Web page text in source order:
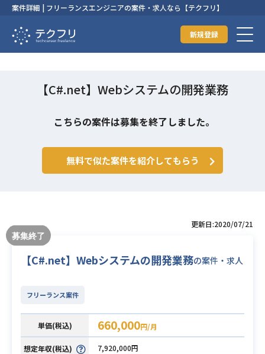
案件詳細 | フリーランスエンジニアの案件・求人なら【テクフリ】
新規登録
【C#.net】Webシステムの開発業務
こちらの案件は募集を終了しました。
無料で似た案件を紹介してもらう
更新日:2020/07/21
【C#.net】Webシステムの開発業務の案件・求人
フリーランス案件
単価(税込) 660,000円/月
想定年収(税込) 7,920,000円